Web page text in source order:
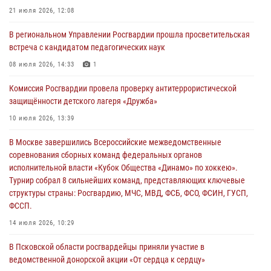
За минувшие сутки Псковские росгвардейцы выезжали два раза на
31 июля 2026, 13:53
В Санкт-Петербурге прошел окружной этап ежегодного
сотрудников вневедомственной охраны Росгвардии, Псковские
Росгвардейцы одержали победу
30 июля 2026, 05:10
Псковская Росгвардия приглашает на службу в подразделениях
вневедомственной охраны
21 июля 2026, 12:08
В региональном Управлении Росгвардии прошла просветительская
встреча с кандидатом педагогических наук
08 июля 2026, 14:33 1
Комиссия Росгвардии провела проверку антитеррористической
защищённости детского лагеря «Дружба»
10 июля 2026, 13:39
В Москве завершились Всероссийские межведомственные
соревнования сборных команд федеральных органов
исполнительной власти «Кубок Общества «Динамо» по хоккею».
Турнир собрал 8 сильнейших команд, представляющих ключевые
структуры страны: Росгвардию, МЧС, МВД, ФСБ, ФСО, ФСИН, ГУСП,
ФССП.
14 июля 2026, 10:29
В Псковской области росгвардейцы приняли участие в
ведомственной донорской акции «От сердца к сердцу»